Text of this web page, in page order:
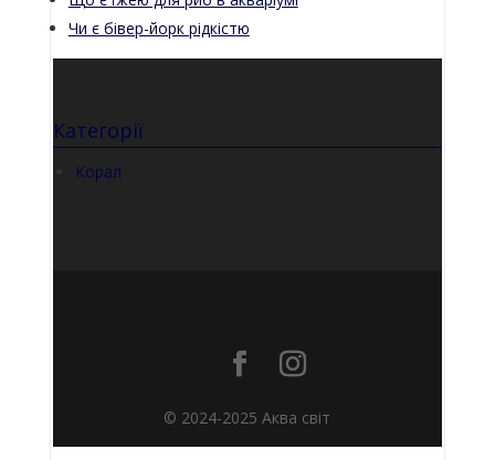
Чи є бівер-йорк рідкістю
Категорії
Корал
© 2024-2025 Аква світ